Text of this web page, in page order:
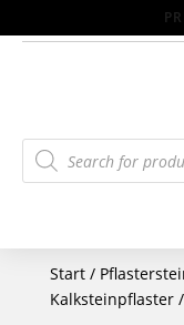
Products
search
Start/
Kalksteinpflaster/